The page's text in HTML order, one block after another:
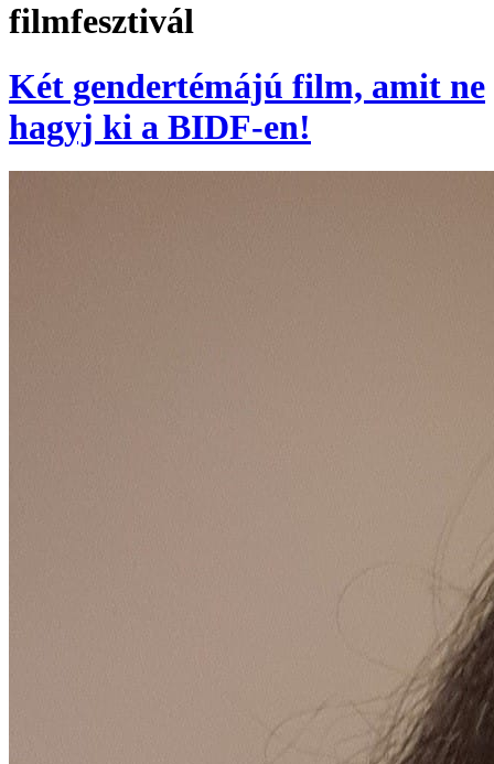
filmfesztivál
Két gendertémájú film, amit ne
hagyj ki a BIDF-en!